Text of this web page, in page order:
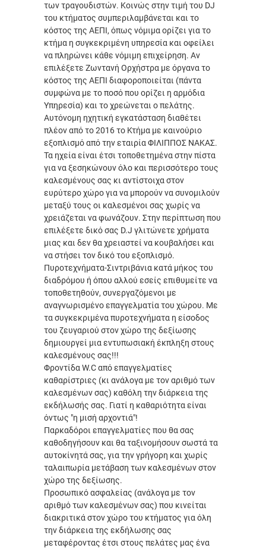
των τραγουδιστών. Κοινώς στην τιμή του DJ
του κτήματος συμπεριλαμβάνεται και το
κόστος της ΑΕΠΙ, όπως νόμιμα ορίζει για το
κτήμα η συγκεκριμένη υπηρεσία και οφείλει
να πληρώνει κάθε νόμιμη επιχείρηση. Αν
επιλέξετε Ζωντανή Ορχήστρα με όργανα το
κόστος της ΑΕΠΙ διαφοροποιείται (πάντα
συμφώνα με το ποσό που ορίζει η αρμόδια
Υπηρεσία) και το χρεώνεται ο πελάτης.
Αυτόνομη ηχητική εγκατάσταση διαθέτει
πλέον από το 2016 το Κτήμα με καινούριο
εξοπλισμό από την εταιρία ΦΙΛΙΠΠΟΣ ΝΑΚΑΣ.
Τα ηχεία είναι έτσι τοποθετημένα στην πίστα
για να ξεσηκώνουν όλο και περισσότερο τους
καλεσμένους σας κι αντίστοιχα στον
ευρύτερο χώρο για να μπορούν να συνομιλούν
μεταξύ τους οι καλεσμένοι σας χωρίς να
χρειάζεται να φωνάζουν. Στην περίπτωση που
επιλέξετε δικό σας D.J γλιτώνετε χρήματα
μιας και δεν θα χρειαστεί να κουβαλήσει και
να στήσει τον δικό του εξοπλισμό.
Πυροτεχνήματα-Σιντριβάνια κατά μήκος του
διαδρόμου ή όπου αλλού εσείς επιθυμείτε να
τοποθετηθούν, συνεργαζόμενοι με
αναγνωρισμένο επαγγελματία του χώρου. Με
τα συγκεκριμένα πυροτεχνήματα η είσοδος
του ζευγαριού στον χώρο της δεξίωσης
δημιουργεί μια εντυπωσιακή έκπληξη στους
καλεσμένους σας!!!
Φροντίδα W.C από επαγγελματίες
καθαρίστριες (κι ανάλογα με τον αριθμό των
καλεσμένων σας) καθόλη την διάρκεια της
εκδήλωσής σας. Γιατί η καθαριότητα είναι
όντως "η μισή αρχοντιά"!
Παρκαδόροι επαγγελματίες που θα σας
καθοδηγήσουν και θα ταξινομήσουν σωστά τα
αυτοκίνητά σας, για την γρήγορη και χωρίς
ταλαιπωρία μετάβαση των καλεσμένων στον
χώρο της δεξίωσης.
Προσωπικό ασφαλείας (ανάλογα με τον
αριθμό των καλεσμένων σας) που κινείται
διακριτικά στον χώρο του κτήματος για όλη
την διάρκεια της εκδήλωσης σας
μεταφέροντας έτσι στους πελάτες μας ένα